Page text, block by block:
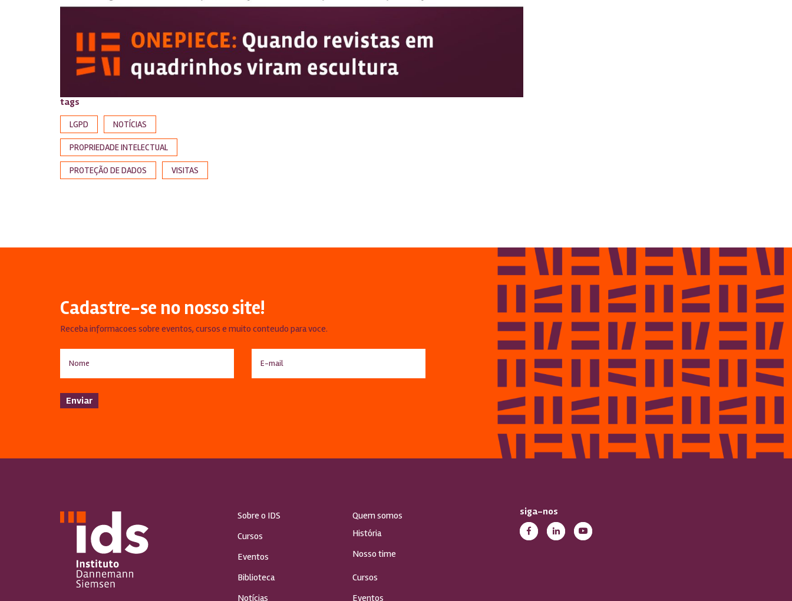
tags
LGPD NOTÍCIAS
PROPRIEDADE INTELECTUAL
PROTEÇÃO DE DADOS VISITAS
Cadastre-se no nosso site!
Receba informacoes sobre eventos, cursos e muito conteudo para voce.
Sobre o IDS
Cursos
Eventos
Biblioteca
Notícias
Quem somos
História
Nosso time
Cursos
Eventos
siga-nos